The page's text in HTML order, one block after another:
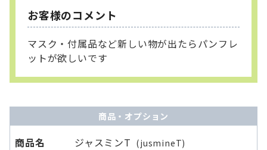
お客様のコメント
マスク・付属品など新しい物が出たらパンフレ
ットが欲しいです
商品・オプション
商品名 ジャスミンT (jusmineT)